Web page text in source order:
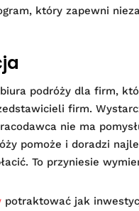
który zapewni
podróży dla firm,
firm.
nie ma
pomoże i doradzi
To przyniesie
potraktować jak